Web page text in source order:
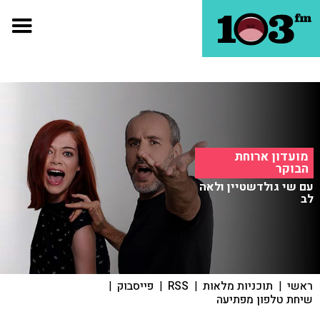
מועדון ארוחת
הבוקר
עם שי גולדשטיין ולאה
לב
ראשי | תוכניות מלאות |
RSS
| פייסבוק |
שיחת טלפון מפתיעה